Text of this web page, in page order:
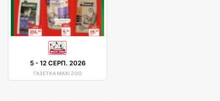
5-12 СЕРП. 2026
ГАЗЕТКА MAXI ZOO